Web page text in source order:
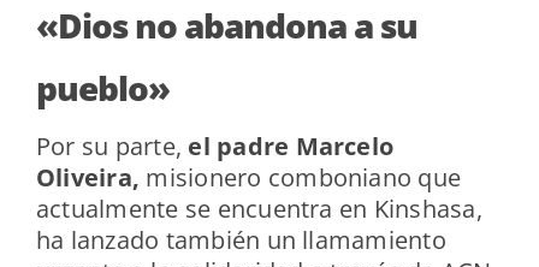
«Dios no abandona a su
pueblo»
Por su parte, el padre Marcelo
Oliveira, misionero comboniano que
actualmente se encuentra en Kinshasa,
ha lanzado también un llamamiento